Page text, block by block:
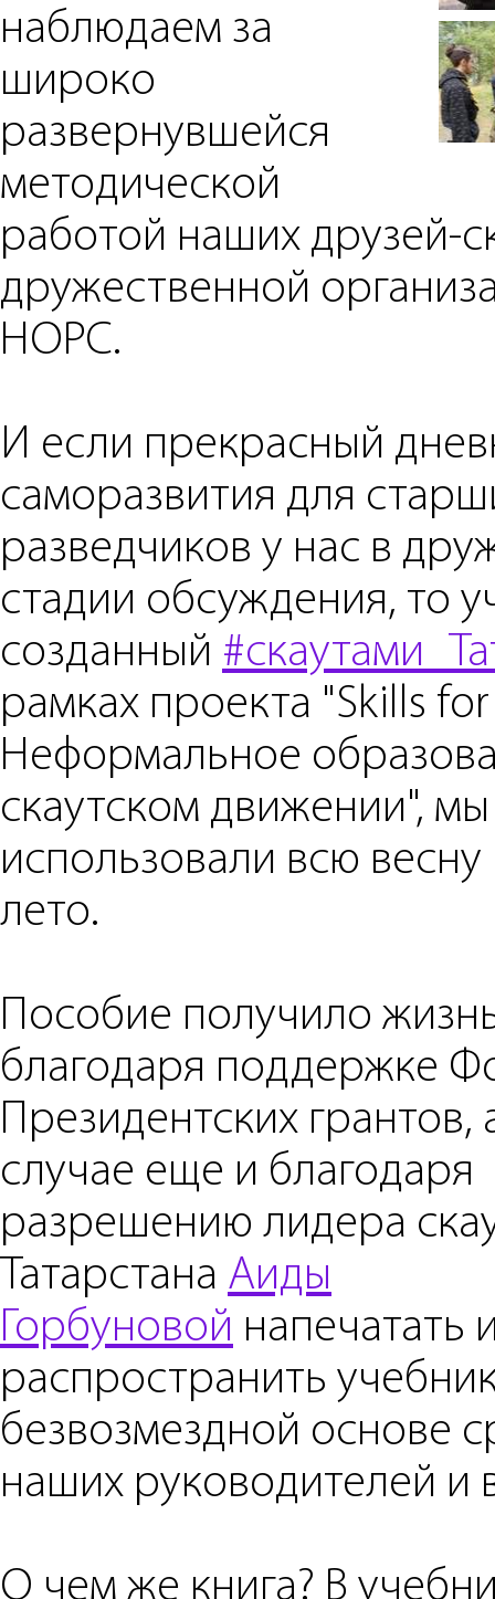
наблюдаем за
широко
развернувшейся
методической
работой наших друзей-
дружественной
НОРС.
И если прекрасный
саморазвития для
разведчиков у нас в
стадии обсуждения, то
созданный
рамках проекта "Skills
Неформальное
скаутском движении", мы
использовали всю весну
лето.
Пособие получило
благодаря поддержке
Президентских
случае еще и благодаря
разрешению лидера
Татарстана Аиды
Горбуновой напечатать
распространить
безвозмездной основе
наших руководителей и
О чем же книга? В